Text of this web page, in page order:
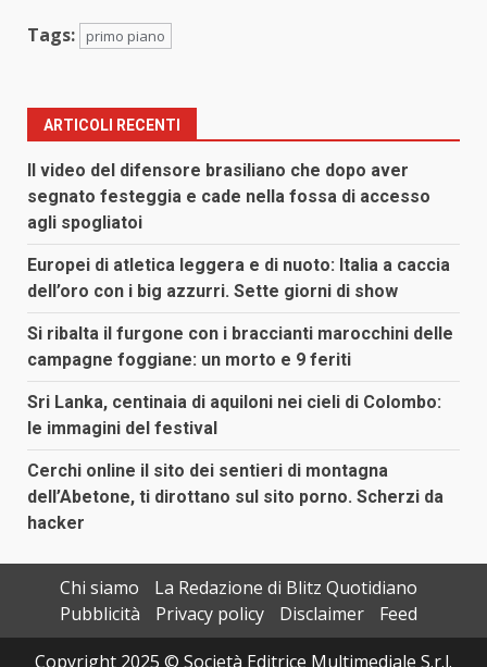
Tags: primo piano
ARTICOLI RECENTI
Il video del difensore brasiliano che dopo aver
segnato festeggia e cade nella fossa di accesso
agli spogliatoi
Europei di atletica leggera e di nuoto: Italia a caccia
dell’oro con i big azzurri. Sette giorni di show
Si ribalta il furgone con i braccianti marocchini delle
campagne foggiane: un morto e 9 feriti
Sri Lanka, centinaia di aquiloni nei cieli di Colombo:
le immagini del festival
Cerchi online il sito dei sentieri di montagna
dell’Abetone, ti dirottano sul sito porno. Scherzi da
hacker
Chi siamo
La Redazione di Blitz Quotidiano
Pubblicità
Privacy policy Disclaimer
Feed
Copyright 2025 © Società Editrice Multimediale S.r.l.